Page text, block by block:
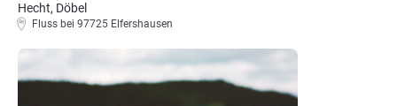
Hecht, Döbel
Fluss bei 97725 Elfershausen